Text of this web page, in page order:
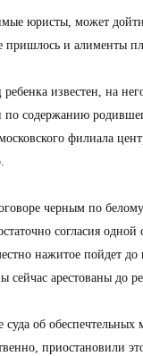
юристы, может
пришлось и алименты
известен, на
по содержанию
филиала
черным по
согласия
нажитое пойдет
сейчас арестованы до
об обеспечтельных
приостановили